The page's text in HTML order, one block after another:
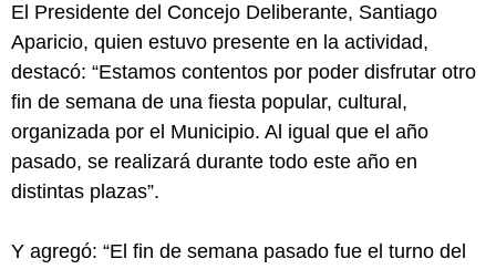
El Presidente del Concejo Deliberante, Santiago
Aparicio, quien estuvo presente en la actividad,
destacó: “Estamos contentos por poder disfrutar otro
fin de semana de una fiesta popular, cultural,
organizada por el Municipio. Al igual que el año
pasado, se realizará durante todo este año en
distintas plazas”.
Y agregó: “El fin de semana pasado fue el turno del